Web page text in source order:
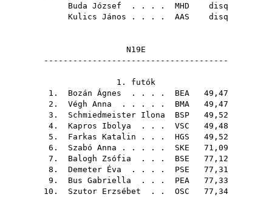
Buda József . . . . MHD disq
Kulics János . . . . AAS disq
N19E
--------------------------------------
1. futók
1. Bozán Ágnes . . . . BEA 49,47
2. Végh Anna . . . . . BMA 49,47
3. Schmiedmeister Ilona BSP 49,52
4. Kapros Ibolya . . . VSC 49,48
5. Farkas Katalin . . . HGS 49,52
6. Szabó Anna . . . . . SKE 71,09
7. Balogh Zsófia . . . BSE 77,12
8. Demeter Éva . . . . PSE 77,31
9. Bus Gabriella . . . PEA 77,33
10. Szutor Erzsébet . . OSC 77,34